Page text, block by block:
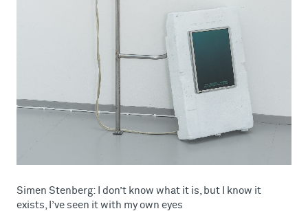
Simen Stenberg: I don’t know what it is, but I know it
exists, I’ve seen it with my own eyes